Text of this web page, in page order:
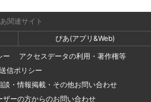
関連サイト
ぴあ(アプリ&Web)
ー
アクセスデータの利用・著作権等
信ポリシー
・情報掲載・その他お問い合わせ
ーの方からのお問い合わせ